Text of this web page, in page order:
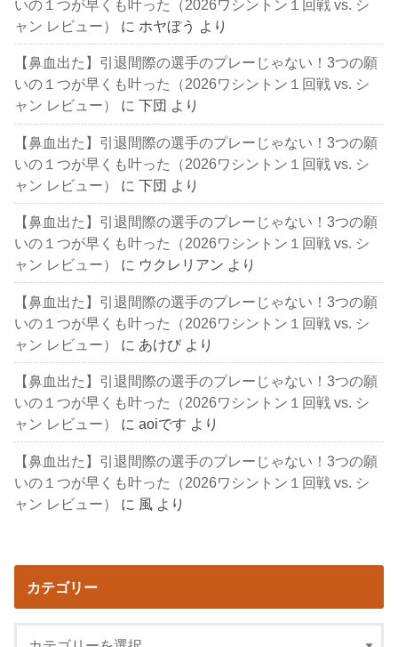
いの１つが早くも叶った（2026ワシントン１回戦 vs. シ
ャン レビュー）
に ホヤぼう より
【鼻血出た】引退間際の選手のプレーじゃない！3つの願
いの１つが早くも叶った（2026ワシントン１回戦 vs. シ
ャン レビュー）
に下団 より
【鼻血出た】引退間際の選手のプレーじゃない！3つの願
いの１つが早くも叶った（2026ワシントン１回戦 vs. シ
ャン レビュー）
に下団 より
【鼻血出た】引退間際の選手のプレーじゃない！3つの願
いの１つが早くも叶った（2026ワシントン１回戦 vs. シ
ャン レビュー）
に ウクレリアン より
【鼻血出た】引退間際の選手のプレーじゃない！3つの願
いの１つが早くも叶った（2026ワシントン１回戦 vs. シ
ャン レビュー）
に あけび より
【鼻血出た】引退間際の選手のプレーじゃない！3つの願
いの１つが早くも叶った（2026ワシントン１回戦 vs. シ
ャン レビュー）
にaoiです より
【鼻血出た】引退間際の選手のプレーじゃない！3つの願
いの１つが早くも叶った（2026ワシントン１回戦 vs. シ
ャン レビュー）
に 風 より
カテゴリー